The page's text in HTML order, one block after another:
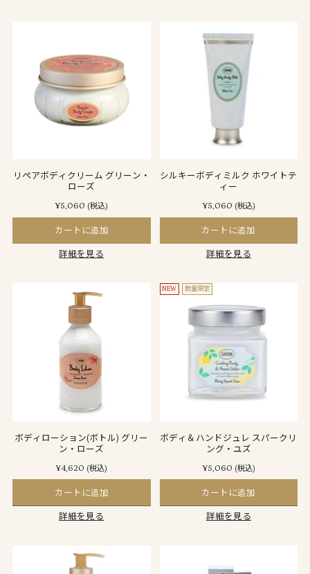
リペアボディクリーム グリーン・
ローズ
¥5,060 (税込)
カートに追加
詳細を見る
シルキーボディミルク ホワイトテ
ィー
¥5,060 (税込)
カートに追加
詳細を見る
ボディローション(ボトル) グリー
ン・ローズ
¥4,620 (税込)
カートに追加
詳細を見る
NEW 数量限定
ボディ＆ハンドジュレ スパークリ
ング・ユズ
¥5,060 (税込)
カートに追加
詳細を見る